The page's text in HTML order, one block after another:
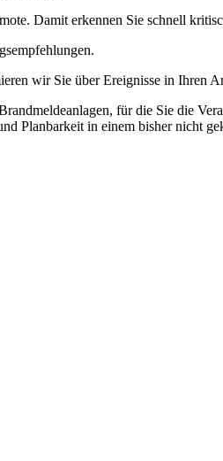
Damit erkennen Sie schnell
wir Sie über Ereignisse in Ihren
für die Sie die
Planbarkeit in einem bisher nicht